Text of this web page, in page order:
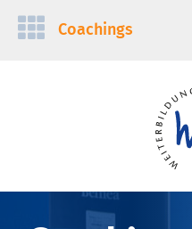
Navigation
Coachings